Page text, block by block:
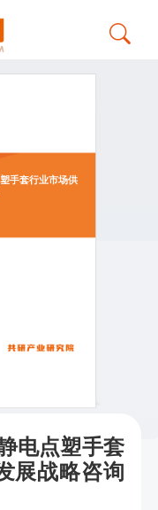
手套行业市场供
电点塑手套
展战略咨询